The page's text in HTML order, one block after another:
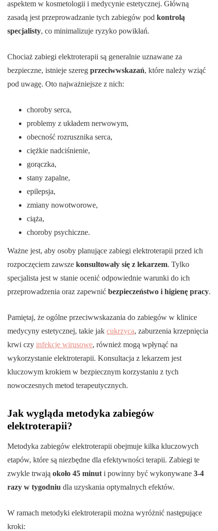
aspektem w kosmetologii i medycynie estetycznej. Główną
zasadą jest przeprowadzanie tych zabiegów pod kontrolą
specjalisty, co minimalizuje ryzyko powikłań.
Chociaż zabiegi elektroterapii są generalnie uznawane za
bezpieczne, istnieje szereg przeciwwskazań, które należy wziąć
pod uwagę. Oto najważniejsze z nich:
choroby serca,
problemy z układem nerwowym,
obecność rozrusznika serca,
ciężkie nadciśnienie,
gorączka,
stany zapalne,
epilepsja,
zmiany nowotworowe,
ciąża,
choroby psychiczne.
Ważne jest, aby osoby planujące zabiegi elektroterapii przed ich
rozpoczęciem zawsze konsultowały się z lekarzem. Tylko
specjalista jest w stanie ocenić odpowiednie warunki do ich
przeprowadzenia oraz zapewnić bezpieczeństwo i higienę pracy.
Pamiętaj, że ogólne przeciwwskazania do zabiegów w klinice
medycyny estetycznej, takie jak cukrzyca, zaburzenia krzepnięcia
krwi czy infekcje wirusowe, również mogą wpłynąć na
wykorzystanie elektroterapii. Konsultacja z lekarzem jest
kluczowym krokiem w bezpiecznym korzystaniu z tych
nowoczesnych metod terapeutycznych.
Jak wygląda metodyka zabiegów
elektroterapii?
Metodyka zabiegów elektroterapii obejmuje kilka kluczowych
etapów, które są niezbędne dla efektywności terapii. Zabiegi te
zwykle trwają około 45 minut i powinny być wykonywane 3-4
razy w tygodniu dla uzyskania optymalnych efektów.
W ramach metodyki elektroterapii można wyróżnić następujące
kroki: